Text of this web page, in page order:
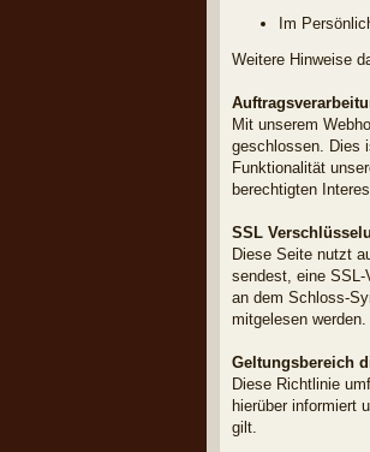
Im
Weitere Hinweise
Mit unserem
geschlossen. Dies
Funktionalität
berechtigten
SSL
Diese Seite nutzt
sendest, eine
an dem Schloss-
mitgelesen werden.
Geltungsbereich
Diese Richtlinie
hierüber informiert
gilt.